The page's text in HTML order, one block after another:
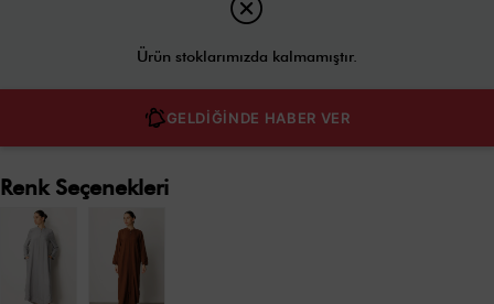
Ürün stoklarımızda kalmamıştır.
GELDİĞİNDE HABER VER
Renk Seçenekleri